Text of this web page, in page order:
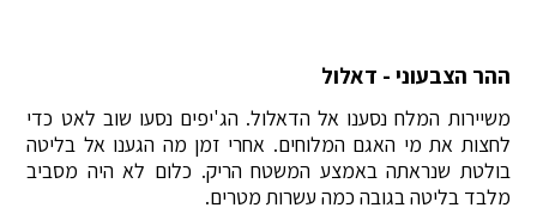
ההר הצבעוני - דאלול
משיירות המלח נסענו אל הדאלול. הג'יפים נסעו שוב לאט כדי
לחצות את מי האגם המלוחים. אחרי זמן מה הגענו אל בליטה
בולטת שנראתה באמצע המשטח הריק. כלום לא היה מסביב
מלבד בליטה בגובה כמה עשרות מטרים.